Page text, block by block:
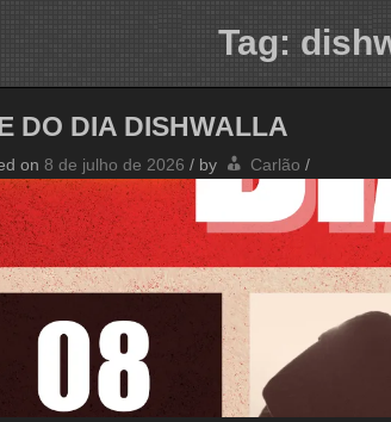
Tag:
DO DIA DISHWALLA
on 8 de julho de 2026 / by Carlão /